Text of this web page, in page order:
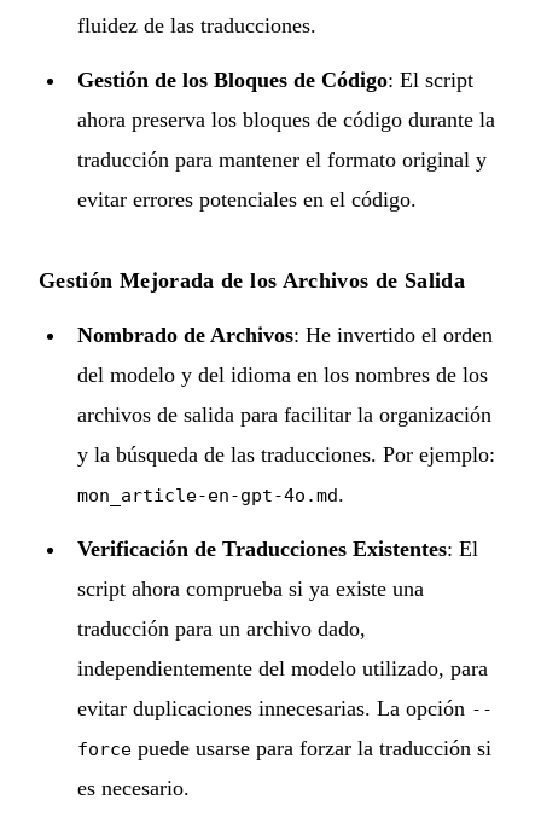
fluidez de las traducciones.
Gestión de los Bloques de Código: El script
ahora preserva los bloques de código durante la
traducción para mantener el formato original y
evitar errores potenciales en el código.
Gestión Mejorada de los Archivos de Salida
Nombrado de Archivos: He invertido el orden
del modelo y del idioma en los nombres de los
archivos de salida para facilitar la organización
y la búsqueda de las traducciones. Por ejemplo:
mon_article-en-gpt-4o.md.
Verificación de Traducciones Existentes: El
script ahora comprueba si ya existe una
traducción para un archivo dado,
independientemente del modelo utilizado, para
evitar duplicaciones innecesarias. La opción --
force puede usarse para forzar la traducción si
es necesario.